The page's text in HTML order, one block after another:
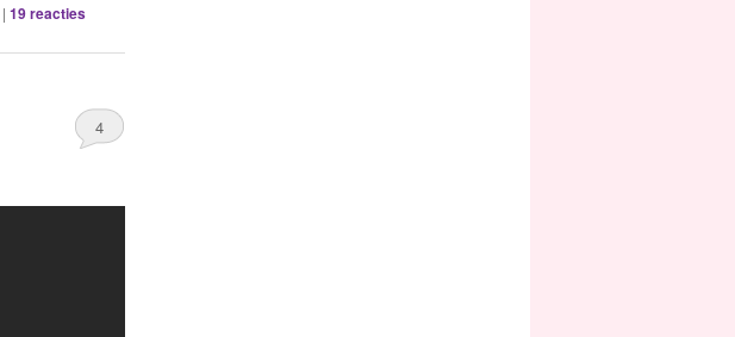
| 19reacties
4